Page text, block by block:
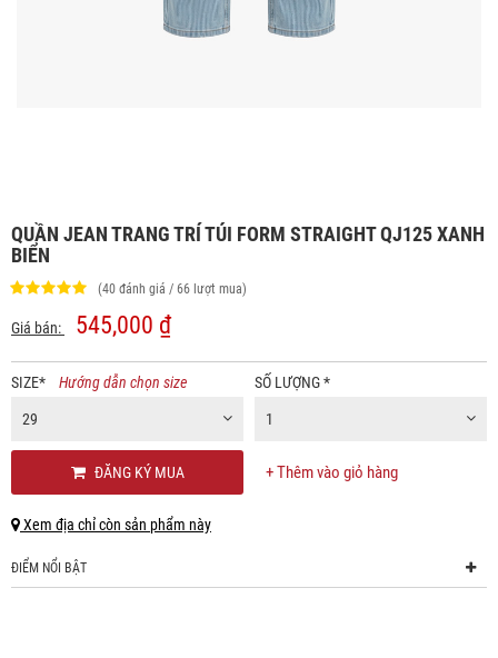
QUẦN JEAN TRANG TRÍ TÚI FORM STRAIGHT QJ125 XANH
BIỂN
(40 đánh giá / 66 lượt mua)
Giá bán: 545,000 ₫
SIZE* Hướng dẫn chọn size
29
SỐ LƯỢNG*
1
ĐĂNG KÝ MUA + Thêm vào giỏ hàng
Xem địa chỉ còn sản phẩm này
ĐIỂM NỔI BẬT